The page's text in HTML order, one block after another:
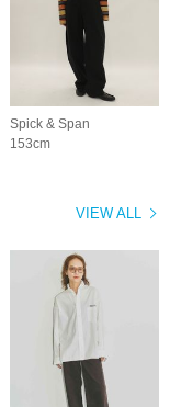
Spick & Span
153cm
VIEW ALL